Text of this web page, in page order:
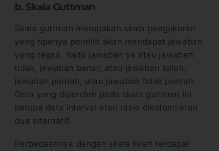
b. Skala Guttman
Skala guttman merupakan skala pengukuran
yang tipenya peneliti akan mendapat jawaban
yang tegas. Yaitu jawaban ya atau jawaban
tidak, jawaban benar, atau jawaban salah,
jawaban pernah, atau jawaban tidak pernah.
Data yang diperoleh pada skala guttman ini
berupa data interval atau rasio dikotomi atau
dua alternatif.
Perbedaannya dengan skala likert terdapat